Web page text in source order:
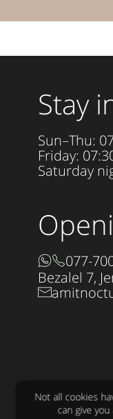
077-
Bezalel 7,
Stay
Sun–Thu:
Friday:
Saturday
Accessibility
All rights
Not all cookies
can give